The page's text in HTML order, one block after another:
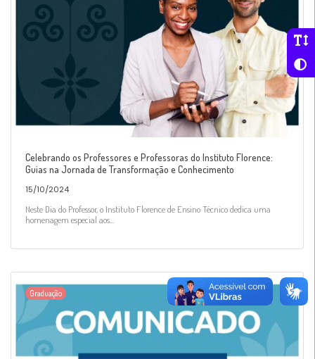
Celebrando os Professores e Professoras do Instituto Florence:
Guias na Jornada de Transformação e Conhecimento
15/10/2024
Neste Dia do Professor, o Instituto Florence de Ensino Técnico dedica uma
homenagem especial aos...
Graduação